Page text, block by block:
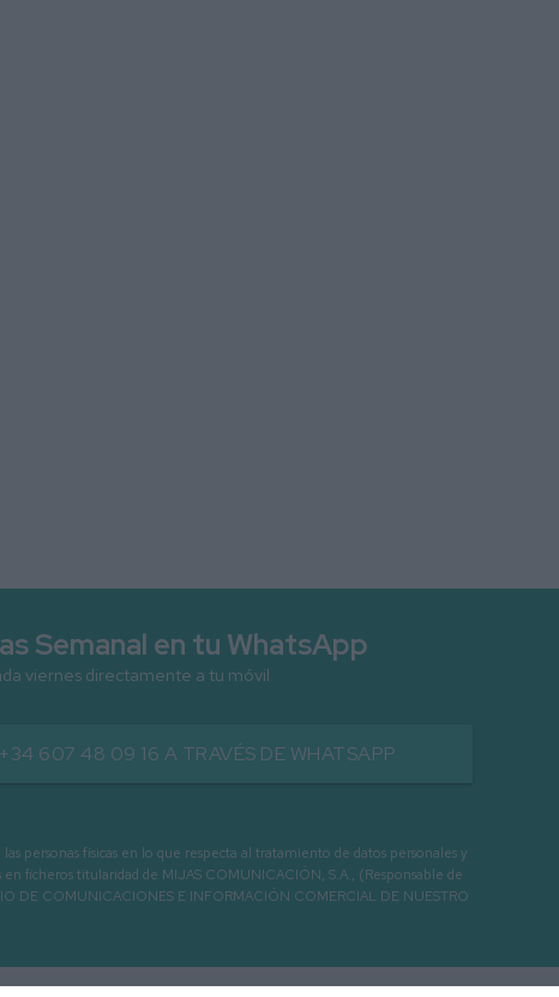
Semanal en tu WhatsApp
viernes directamente a tu móvil
607 48 09 16 A TRAVÉS DE WHATSAPP
personas físicas en lo que respecta al tratamiento de datos personales y
ficheros titularidad de MIJAS COMUNICACIÓN, S.A., (Responsable de
DE COMUNICACIONES E INFORMACIÓN COMERCIAL DE NUESTRO